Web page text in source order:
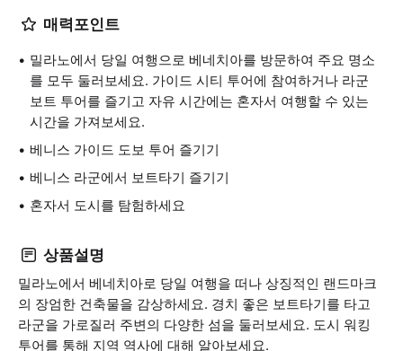
매력포인트
밀라노에서 당일 여행으로 베네치아를 방문하여 주요 명소
를 모두 둘러보세요. 가이드 시티 투어에 참여하거나 라군
보트 투어를 즐기고 자유 시간에는 혼자서 여행할 수 있는
시간을 가져보세요.
베니스 가이드 도보 투어 즐기기
베니스 라군에서 보트타기 즐기기
혼자서 도시를 탐험하세요
상품설명
밀라노에서 베네치아로 당일 여행을 떠나 상징적인 랜드마크
의 장엄한 건축물을 감상하세요. 경치 좋은 보트타기를 타고
라군을 가로질러 주변의 다양한 섬을 둘러보세요. 도시 워킹
투어를 통해 지역 역사에 대해 알아보세요.